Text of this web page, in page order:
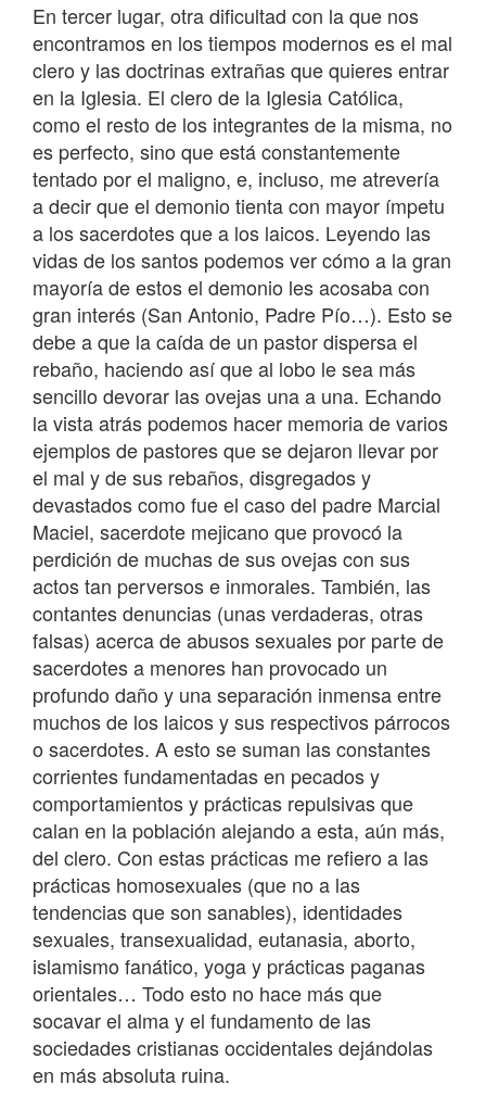
En tercer lugar, otra dificultad con la que nos
encontramos en los tiempos modernos es el mal
clero y las doctrinas extrañas que quieres entrar
en la Iglesia. El clero de la Iglesia Católica,
como el resto de los integrantes de la misma, no
es perfecto, sino que está constantemente
tentado por el maligno, e, incluso, me atrevería
a decir que el demonio tienta con mayor ímpetu
a los sacerdotes que a los laicos. Leyendo las
vidas de los santos podemos ver cómo a la gran
mayoría de estos el demonio les acosaba con
gran interés (San Antonio, Padre Pío…). Esto se
debe a que la caída de un pastor dispersa el
rebaño, haciendo así que al lobo le sea más
sencillo devorar las ovejas una a una. Echando
la vista atrás podemos hacer memoria de varios
ejemplos de pastores que se dejaron llevar por
el mal y de sus rebaños, disgregados y
devastados como fue el caso del padre Marcial
Maciel, sacerdote mejicano que provocó la
perdición de muchas de sus ovejas con sus
actos tan perversos e inmorales. También, las
contantes denuncias (unas verdaderas, otras
falsas) acerca de abusos sexuales por parte de
sacerdotes a menores han provocado un
profundo daño y una separación inmensa entre
muchos de los laicos y sus respectivos párrocos
o sacerdotes. A esto se suman las constantes
corrientes fundamentadas en pecados y
comportamientos y prácticas repulsivas que
calan en la población alejando a esta, aún más,
del clero. Con estas prácticas me refiero a las
prácticas homosexuales (que no a las
tendencias que son sanables), identidades
sexuales, transexualidad, eutanasia, aborto,
islamismo fanático, yoga y prácticas paganas
orientales… Todo esto no hace más que
socavar el alma y el fundamento de las
sociedades cristianas occidentales dejándolas
en más absoluta ruina.